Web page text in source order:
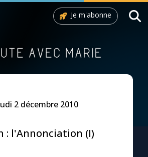
semaine
Je m'abonne
2 décembre 2010
: l'Annonciation (I)